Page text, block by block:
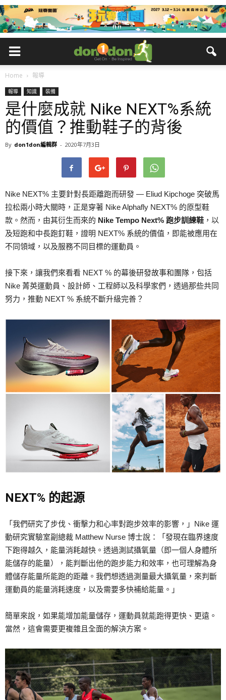
Home 報導
報導 知識 裝備
是什麼成就 Nike NEXT%系統
的價值？推動鞋子的背後
By don1don編輯群 - 2020年7月3日
Nike NEXT% 主要針對長距離跑而研發 — Eliud Kipchoge 突破馬
拉松兩小時大關時，正是穿著 Nike Alphafly NEXT% 的原型鞋
款。然而，由其衍生而來的 Nike Tempo Next% 跑步訓練鞋 ，以
及短跑和中長跑釘鞋，證明 NEXT% 系統的價值，即能被應用在
不同領域，以及服務不同目標的運動員。
接下來，讓我們來看看 NEXT % 的幕後研發故事和團隊，包括
Nike 菁英運動員、設計師、工程師以及科學家們，透過那些共同
努力，推動 NEXT % 系統不斷升級完善？
NEXT% 的起源
「我們研究了步伐、衝擊力和心率對跑步效率的影響，」Nike 運
動研究實驗室副總裁 Matthew Nurse 博士說：「發現在臨界速度
下跑得越久，能量消耗越快。透過測試攝氧量（即一個人身體所
能儲存的能量），能判斷出他的跑步能力和效率，也可理解為身
體儲存能量所能跑的距離。我們想透過測量最大攝氧量，來判斷
運動員的能量消耗速度，以及需要多快補給能量。」
簡單來說，如果能增加能量儲存，運動員就能跑得更快、更遠。
當然，這會需要更複雜且全面的解決方案。